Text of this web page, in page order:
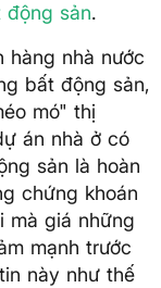
động sản.
hàng nhà nước
bất động sản,
mó" thị
án nhà ở có
sản là hoàn
chứng khoán
mà giá những
mạnh trước
này như thế